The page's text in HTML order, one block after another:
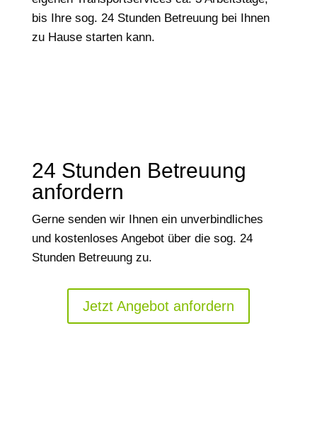
bis Ihre sog. 24 Stunden Betreuung bei Ihnen
zu Hause starten kann.
24 Stunden Betreuung
anfordern
Gerne senden wir Ihnen ein unverbindliches
und kostenloses Angebot über die sog. 24
Stunden Betreuung zu.
Jetzt Angebot anfordern